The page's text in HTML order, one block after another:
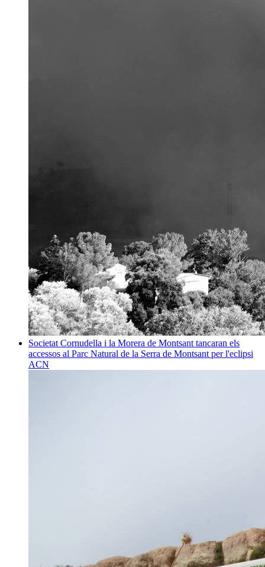
Societat Cornudella i la Morera de Montsant tancaran els
accessos al Parc Natural de la Serra de Montsant per l'eclipsi
ACN